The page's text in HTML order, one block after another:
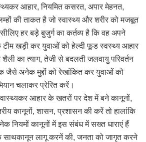
आहार, नियमित कसरत, अपार मेहनत,
की ताकत है जो स्वास्थ्य और शरीर को मजबूत
हर बड़े बुजुर्ग का कर्तव्य है कि वह अपने
टीम खड़ी कर युवाओं को हेल्दी फूड स्वस्थ्य आहार
का त्याग, तेजी से बदलती जलवायु परिवर्तन
जैसे अनेक मुद्दों को रेखांकित कर युवाओं को
चलाकर प्रेरित करें।
आहार के खतरों पर देश में बने कानूनों,
कानूनों, शासन, प्रशासन की करें तो हालांकि
नियमों कानूनों में इस संबंध में सख्त धाराएं हैं
लागू करनें की, जनता को जागृत करने